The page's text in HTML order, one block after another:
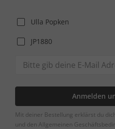
Ulla Popken
JP1880
Anmelden
Mit deiner Bestellung erklärst du
und den Allgemeinen